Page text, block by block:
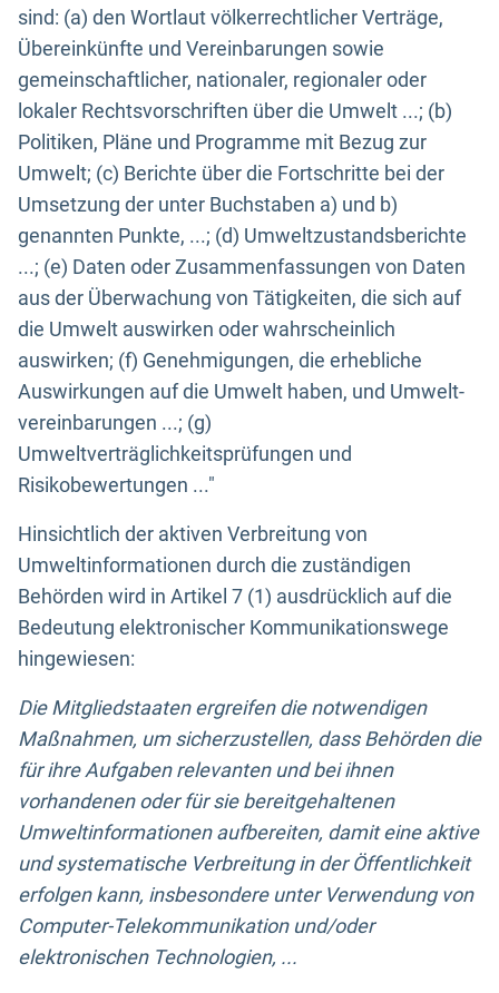
sind: (a) den Wortlaut völkerrechtlicher Verträge,
Übereinkünfte und Vereinbarungen sowie
gemeinschaftlicher, nationaler, regionaler oder
lokaler Rechtsvorschriften über die Umwelt ...; (b)
Politiken, Pläne und Programme mit Bezug zur
Umwelt; (c) Berichte über die Fortschritte bei der
Umsetzung der unter Buchstaben a) und b)
genannten Punkte, ...; (d) Umweltzustandsberichte
...; (e) Daten oder Zusammenfassungen von Daten
aus der Überwachung von Tätigkeiten, die sich auf
die Umwelt auswirken oder wahrscheinlich
auswirken; (f) Genehmigungen, die erhebliche
Auswirkungen auf die Umwelt haben, und Umwelt-
vereinbarungen ...; (g)
Umweltverträglichkeitsprüfungen und
Risikobewertungen ..."
Hinsichtlich der aktiven Verbreitung von
Umweltinformationen durch die zuständigen
Behörden wird in Artikel 7 (1) ausdrücklich auf die
Bedeutung elektronischer Kommunikationswege
hingewiesen:
Die Mitgliedstaaten ergreifen die notwendigen
Maßnahmen, um sicherzustellen, dass Behörden die
für ihre Aufgaben relevanten und bei ihnen
vorhandenen oder für sie bereitgehaltenen
Umweltinformationen aufbereiten, damit eine aktive
und systematische Verbreitung in der Öffentlichkeit
erfolgen kann, insbesondere unter Verwendung von
Computer-Telekommunikation und/oder
elektronischen Technologien, ...